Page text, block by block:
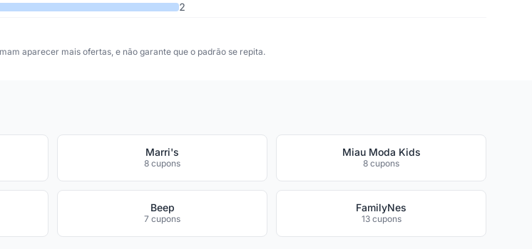
2
aparecer mais ofertas, e não garante que o padrão se repita.
Marri's
8 cupons
Miau Moda Kids
8 cupons
Beep
7 cupons
FamilyNes
13 cupons